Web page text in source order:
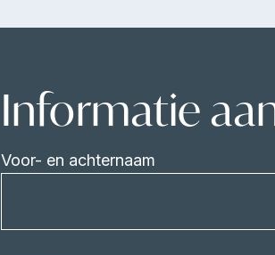
Informatie
Voor- en achternaam